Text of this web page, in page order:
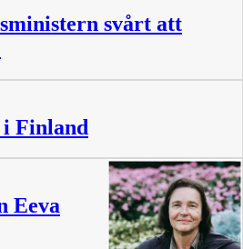
svårt att
Finland
Eeva